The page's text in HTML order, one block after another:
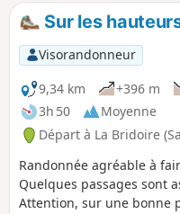
Sur les
Visorandonneur
9,34 km
+396 m
3h 50
Moyenne
Départ à La Bridoire
Randonnée agréable à
Quelques passages sont
Attention, sur une bonne